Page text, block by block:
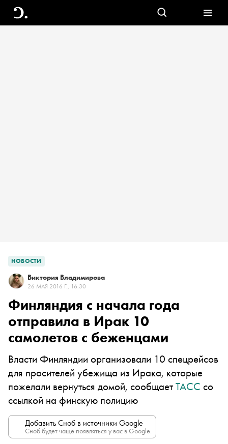
НОВОСТИ
Виктория Владимирова
26 МАЯ 2016 Г., 16:30
Финляндия с начала года
отправила в Ирак 10
самолетов с беженцами
Власти Финляндии организовали 10 спецрейсов
для просителей убежища из Ирака, которые
пожелали вернуться домой, сообщаетТАСС со
ссылкой на финскую полицию
Добавить Сноб в источники Google
Сноб будет чаще появляться у вас в Google.